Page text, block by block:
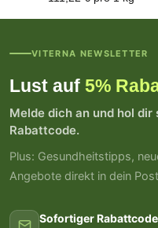
VITERNA NEWSLETTER
Lust auf 5%
Melde dich an und hol
Rabattcode.
Plus: Gesundheitstipps,
Angebote direkt in dein
Sofortiger